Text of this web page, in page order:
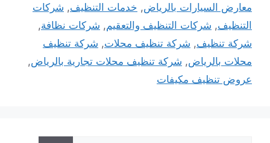
معارض السيارات بالرياض, خدمات التنظيف, شركات
التنظيف, شركات التنظيف والتعقيم, شركات نظافة,
شركة تنظيف, شركة تنظيف محلات, شركة تنظيف
محلات بالرياض, شركة تنظيف محلات تجارية بالرياض,
عروض تنظيف مكيفات